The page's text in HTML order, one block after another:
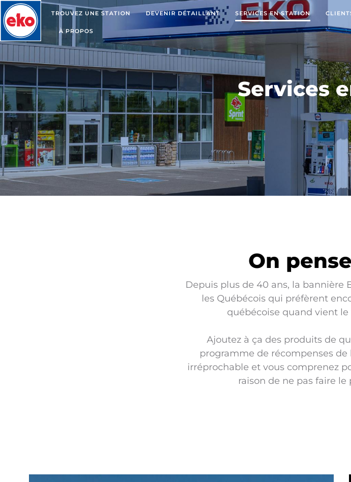
TROUVEZ UNE STATION DEVENIR DÉTAILLANT SERVICES EN STATION
À PROPOS
Services
On
Depuis plus de 40 ans, la bannière
les Québécois qui préfèrent
québécoise quand vient
Ajoutez à ça des produits de
programme de récompenses de
irréprochable et vous comprenez
raison de ne pas faire le